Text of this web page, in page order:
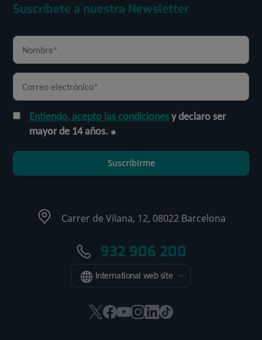
Suscríbete a nuestra Newsletter
Entiendo, acepto las condicionesy declaro ser
mayor de 14 años.
Suscribirme
Carrer de Vilana, 12, 08022 Barcelona
932 906 200
International web site
EsteEsteEsteEsteEsteEnlace